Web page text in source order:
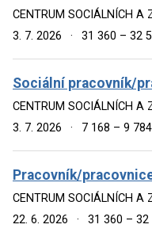
CENTRUM SOCIÁLNÍCH A
3. 7. 2026
· 31 360 – 32
Sociální pracovník/
CENTRUM SOCIÁLNÍCH A
3. 7. 2026
· 7 168 – 9
Pracovník/
CENTRUM SOCIÁLNÍCH A
22. 6. 2026
· 31 360 – 32